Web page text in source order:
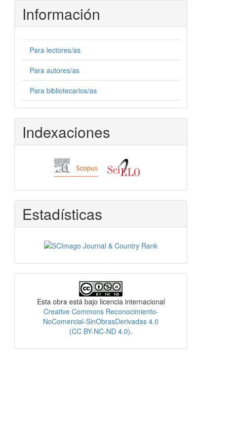
Información
Para lectores/as
Para autores/as
Para bibliotecarios/as
Indexaciones
Estadísticas
Esta obra está bajo licencia internacional
Creative Commons Reconocimiento-
NoComercial-SinObrasDerivadas 4.0
(CC BY-NC-ND 4.0).